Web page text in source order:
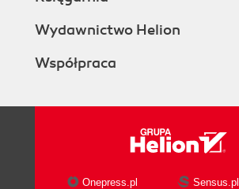
Wydawnictwo Helion
Współpraca
Onepress.pl
Sensus.pl